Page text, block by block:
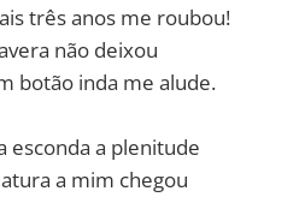
três anos me roubou!
não deixou
botão inda me alude.
esconda a plenitude
a mim chegou